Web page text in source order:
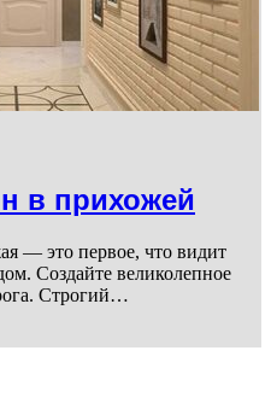
в прихожей
— это первое, что видит
Создайте великолепное
Строгий…